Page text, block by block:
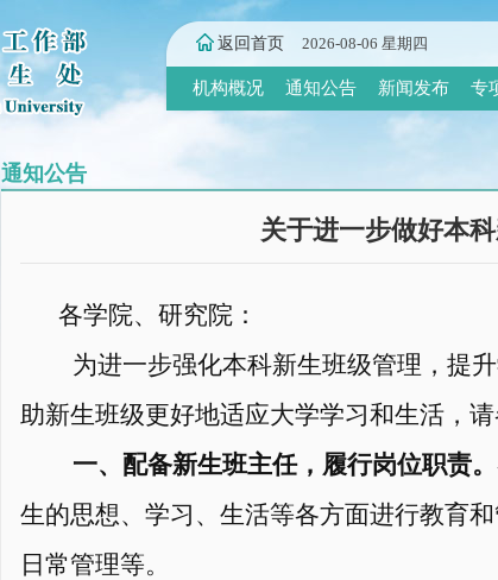
返回首页 2026-08-06 星期四
机构概况 通知公告 新闻发布 专
通知公告
关于进一步做好本
各学院、研究院：
为进一步强化本科新生班级管理，提
助新生班级更好地适应大学学习和生活，
一、配备新生班主任，履行岗位职责。
生的思想、学习、生活等各方面进行教育
日常管理等。